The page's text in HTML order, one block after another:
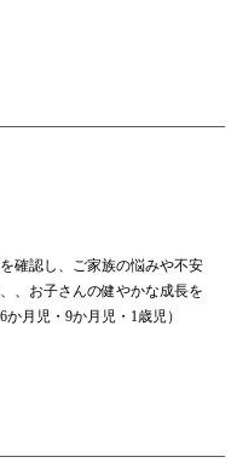
確認し、ご家族の悩みや不安
、お子さんの健やかな成長を
月児・9か月児・1歳児）